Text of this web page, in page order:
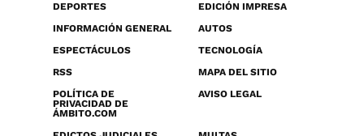
DEPORTES
EDICIÓN IMPRESA
INFORMACIÓN GENERAL
AUTOS
ESPECTÁCULOS
TECNOLOGÍA
RSS
MAPA DEL SITIO
POLÍTICA DE
PRIVACIDAD DE
ÁMBITO.COM
AVISO LEGAL